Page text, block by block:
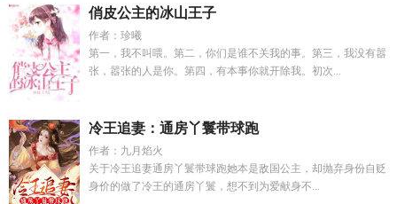
俏皮公主的冰山王子
作者：珍曦
第一，我不叫喂。第二，你们是谁不关我的事。第三，我没有嚣
张，嚣张的人是你。第四，有本事你就开除我。初次...
冷王追妻：通房丫鬟带球跑
作者：九月焰火
关于冷王追妻通房丫鬟带球跑她本是敌国公主，却抛弃身份自贬
身价的做了冷王的通房丫鬟，想不到为爱献身不...